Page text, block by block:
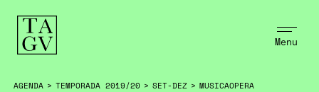
Menu
AGENDA > TEMPORADA 2019/20 > SET-DEZ > MUSICAOPERA